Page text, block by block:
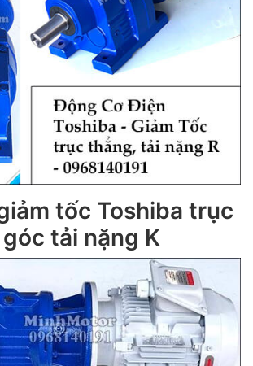
tốc Toshiba trục
tải nặng K